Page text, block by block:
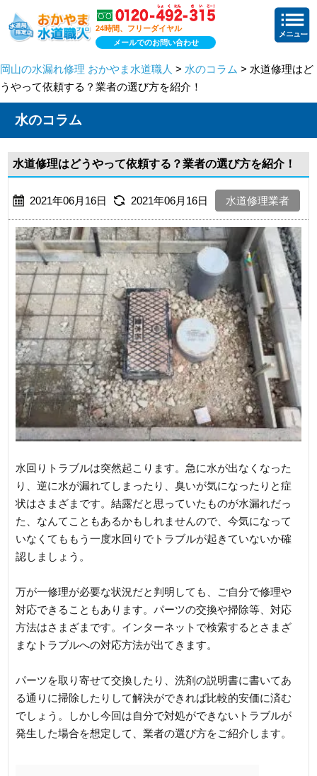
24時間、フリーダイヤル
メールでのお問い合わせ
岡山の水漏れ修理 おかやま水道職人 > 水のコラム > 水道修理はど
うやって依頼する？業者の選び方を紹介！
水のコラム
水道修理はどうやって依頼する？業者の選び方を紹介！
2021年06月16日 2021年06月16日 水道修理業者
水回りトラブルは突然起こります。急に水が出なくなった
り、逆に水が漏れてしまったり、臭いが気になったりと症
状はさまざまです。結露だと思っていたものが水漏れだっ
た、なんてこともあるかもしれませんので、今気になって
いなくてももう一度水回りでトラブルが起きていないか確
認しましょう。
万が一修理が必要な状況だと判明しても、ご自分で修理や
対応できることもあります。パーツの交換や掃除等、対応
方法はさまざまです。インターネットで検索するとさまざ
まなトラブルへの対応方法が出てきます。
パーツを取り寄せて交換したり、洗剤の説明書に書いてあ
る通りに掃除したりして解決ができれば比較的安価に済む
でしょう。しかし今回は自分で対処ができないトラブルが
発生した場合を想定して、業者の選び方をご紹介します。